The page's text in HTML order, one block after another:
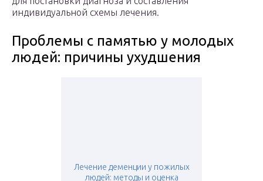
индивидуальной схемы лечения.
Проблемы с памятью у молодых
людей: причины ухудшения
Лечение деменции у пожилых
людей: методы и оценка